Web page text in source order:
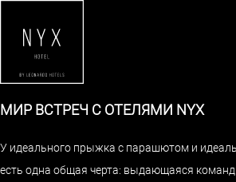
МИР ВСТРЕЧ С ОТЕЛЯМИ NYX
У идеального прыжка с парашютом и
есть одна общая черта: выдающаяся